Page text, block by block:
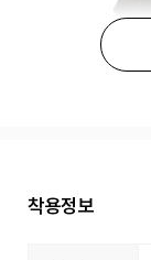
착용정보